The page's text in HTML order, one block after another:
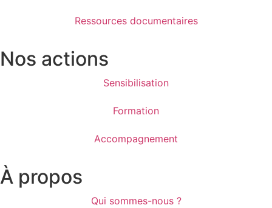
Ressources documentaires
Nos actions
Sensibilisation
Formation
Accompagnement
À propos
Qui sommes-nous ?